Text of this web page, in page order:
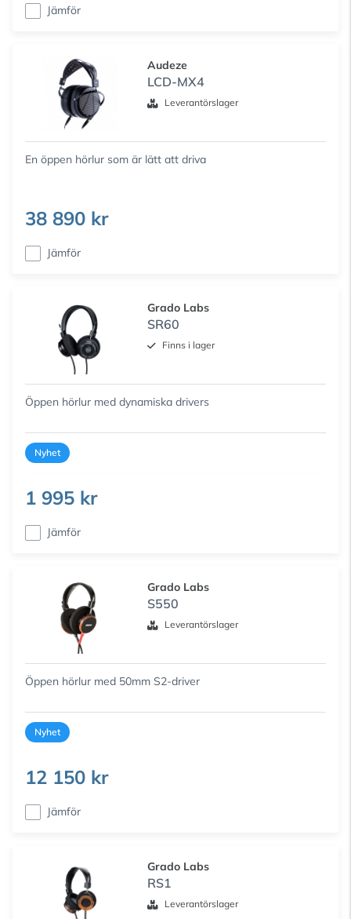
Jämför
Audeze
LCD-MX4
Leverantörslager
En öppen hörlur som är lätt att driva
38 890 kr
Jämför
Grado Labs
SR60
Finns i lager
Öppen hörlur med dynamiska drivers
Nyhet
1 995 kr
Jämför
Grado Labs
S550
Leverantörslager
Öppen hörlur med 50mm S2-driver
Nyhet
12 150 kr
Jämför
Grado Labs
RS1
Leverantörslager